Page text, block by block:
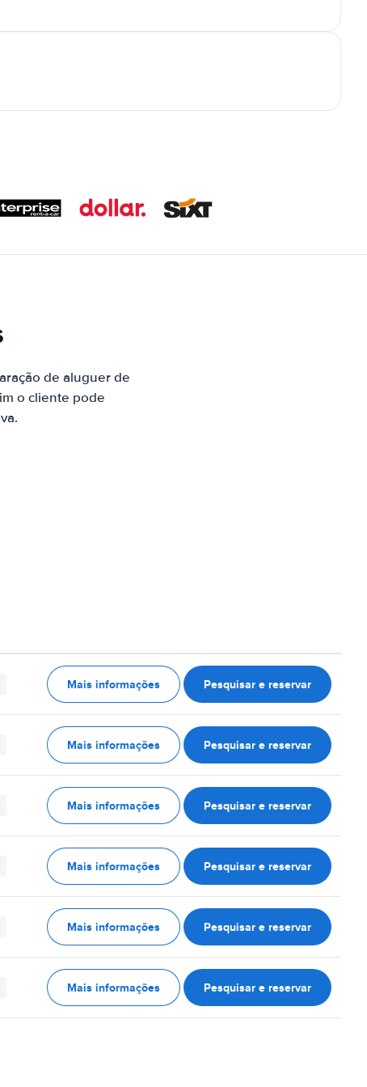
de aluguer de
o cliente pode
Mais informações Pesquisar e reservar
Mais informações Pesquisar e reservar
Mais informações Pesquisar e reservar
Mais informações Pesquisar e reservar
Mais informações Pesquisar e reservar
Mais informações Pesquisar e reservar